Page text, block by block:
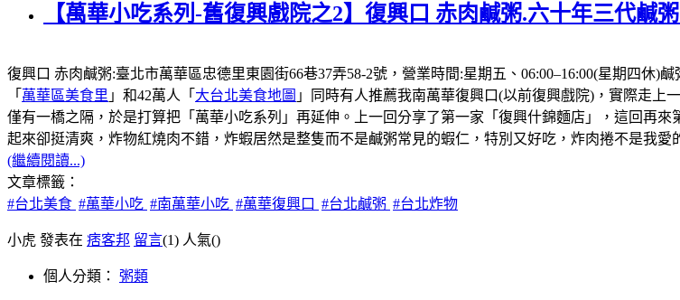
【萬華小吃系列-舊復興戲院之2】復興口 赤肉鹹粥.六十年三代鹹
復興口 赤肉鹹粥:臺北市萬華區忠德里東園街66巷37弄58-2號，營業時間:星期五、06:00–16:00(星期四休
「 萬華區美食里 」和42萬人「 大台北美食地圖 」同時有人推薦我南萬華復興口(以前復興戲院)，實際走
僅有一橋之隔，於是打算把「萬華小吃系列」再延伸。上一回分享了第一家「復興什錦麵店」，這回再來
起來卻挺清爽，炸物紅燒肉不錯，炸蝦居然是整隻而不是鹹粥常見的蝦仁，特別又好吃，炸肉捲不是我愛
(繼續閱讀...)
文章標籤：
#台北美食 #萬華小吃 #南萬華小吃 #萬華復興口 #台北鹹粥 #台北炸物
小虎 發表在 痞客邦 留言(1) 人氣()
個人分類： 粥類